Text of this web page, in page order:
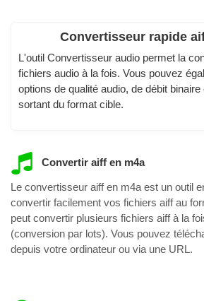
Convertisseur rapide
L'outil Convertisseur audio permet la
fichiers audio à la fois. Vous pouvez
options de qualité audio, de débit
sortant du format cible.
Convertir aiff en m4a
Le convertisseur aiff en m4a est un outil
convertir facilement vos fichiers aiff au
peut convertir plusieurs fichiers aiff à la
(conversion par lots). Vous pouvez
depuis votre ordinateur ou via une URL.